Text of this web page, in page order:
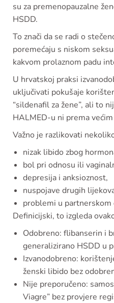
su za premenopauzalne
HSDD.
To znači da se radi o
poremećaju s niskom
kakvom prolaznom padu
U hrvatskoj praksi
uključivati pokušaje
“sildenafil za žene”, ali to
HALMED-u ni prema
Važno je razlikovati
nizak libido zbog
bol pri odnosu ili
depresija i anksioznost,
nuspojave drugih
problemi u partnerskom
Definicijski, to izgleda
Odobreno: flibanserin i
generalizirano HSDD u
Izvanodobreno:
ženski libido bez
Nije preporučeno:
Viagre” bez provjere